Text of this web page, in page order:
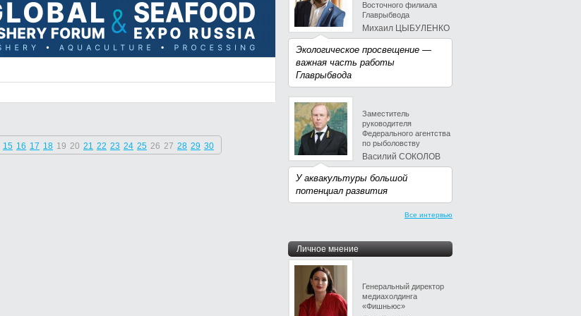
15 16 17 18 19 20 21 22 23 24 25 26 27 28 29 30
Восточного филиала
Главрыбвода
Михаил ЦЫБУЛЕНКО
Экологическое просвещение —
важная часть работы
Главрыбвода
Заместитель
руководителя
Федерального агентства
по рыболовству
Василий СОКОЛОВ
У аквакультуры большой
потенциал развития
Все интервью
Личное мнение
Генеральный директор
медиахолдинга
«Фишньюс»